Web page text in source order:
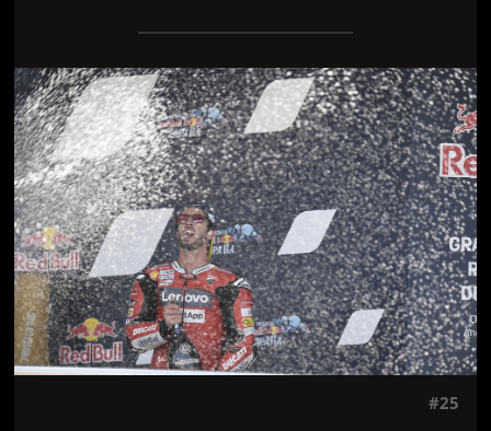
Jön még kép!
#25